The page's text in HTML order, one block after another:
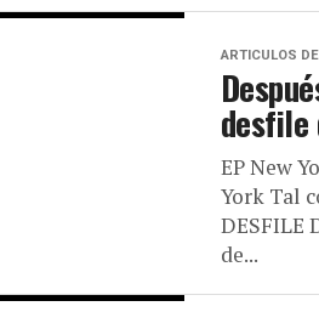
ARTICULOS
desfile
EP New
York Tal
DESFILE
de...